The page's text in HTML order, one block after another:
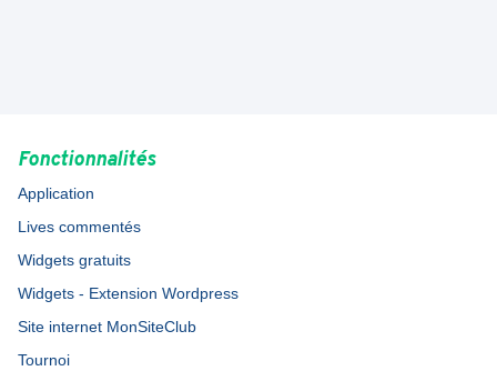
Fonctionnalités
Application
Lives commentés
Widgets gratuits
Widgets - Extension Wordpress
Site internet MonSiteClub
Tournoi